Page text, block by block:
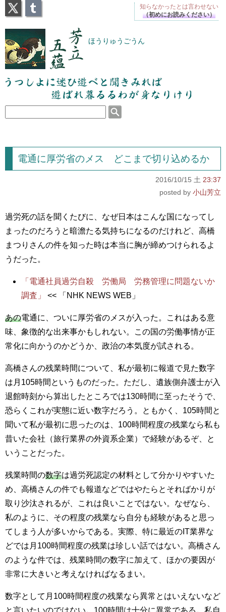
芳立五蘊 ほうりゅうごうん
うつしよに迷ひ遊べと聞きみれば遊ばれ暮るるわが
身なりけり
電通に厚労省のメス どこまで切り込めるか
2016/10/15 土 23:37
小山芳立
過労死の話を聞くたびに、なぜ日本はこんな国になってし
まったのだろうと暗澹たる気持ちになるのだけれど、高橋
まつりさんの件を知った時は本当に胸が締めつけられるよ
うだった。
「電通社員過労自殺 労働局 労務管理に問題ないか
調査」
<< 「NHK NEWS WEB」
あの電通に、ついに厚労省のメスが入った。これはある意
味、象徴的な出来事かもしれない。この国の労働事情が正
常化に向かうのかどうか、政治の本気度が試される。
高橋さんの残業時間について、私が最初に報道で見た数字
は月105時間というものだった。ただし、遺族側弁護士が入
退館時刻から算出したところでは130時間に至ったそうで、
恐らくこれが実態に近い数字だろう。ともかく、105時間と
聞いて私が最初に思ったのは、100時間程度の残業なら私も
昔いた会社（旅行業界の外資系企業）で経験があるぞ、と
いうことだった。
残業時間の数字は過労死認定の材料として分かりやすいた
め、高橋さんの件でも報道などではやたらとそればかりが
取り沙汰されるが、これは良いことではない。なぜなら、
私のように、その程度の残業なら自分も経験があると思っ
てしまう人が多いからである。実際、特に最近のIT業界な
どでは月100時間程度の残業は珍しい話ではない。高橋さん
のような件では、残業時間の数字に加えて、ほかの要因が
非常に大きいと考えなければなるまい。
数字として月100時間程度の残業なら異常とはいえないなど
と言いたいのではない。100時間は十分に異常である。私自
知らなかったとは言わせない
（初めにお読みください）
X Tumblr